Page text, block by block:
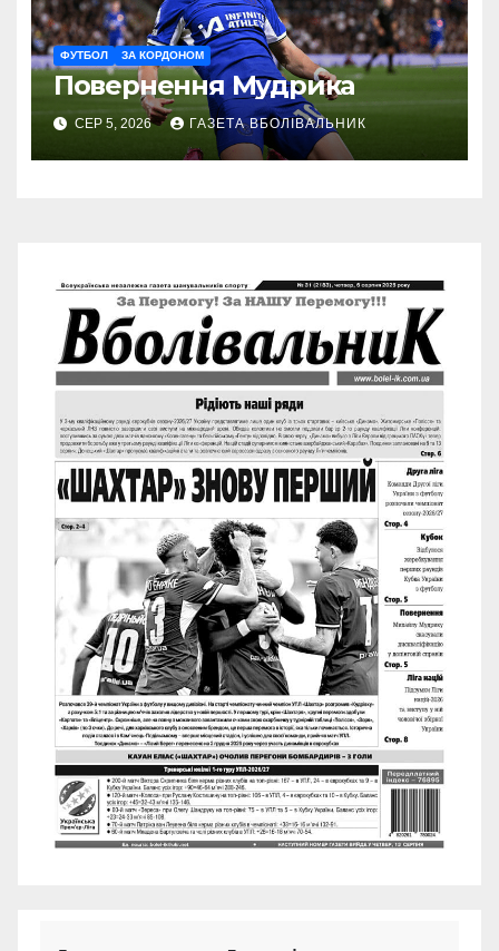
ФУТБОЛ ЗА КОРДОНОМ
Повернення Мудрика
СЕР 5, 2026 ГАЗЕТА ВБОЛІВАЛЬНИК